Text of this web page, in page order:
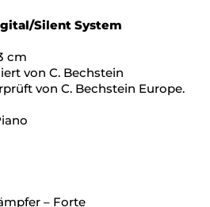
Silent System
cm
von C. Bechstein
von C. Bechstein Europe.
– Forte